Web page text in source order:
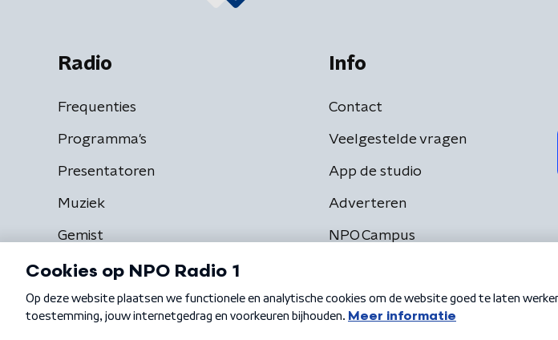
Radio
Frequenties
Programma's
Presentatoren
Muziek
Gemist
Info
Contact
Veelgestelde vragen
App de studio
Adverteren
NPO Campus
Algemene voorwaarden Privacybeleid